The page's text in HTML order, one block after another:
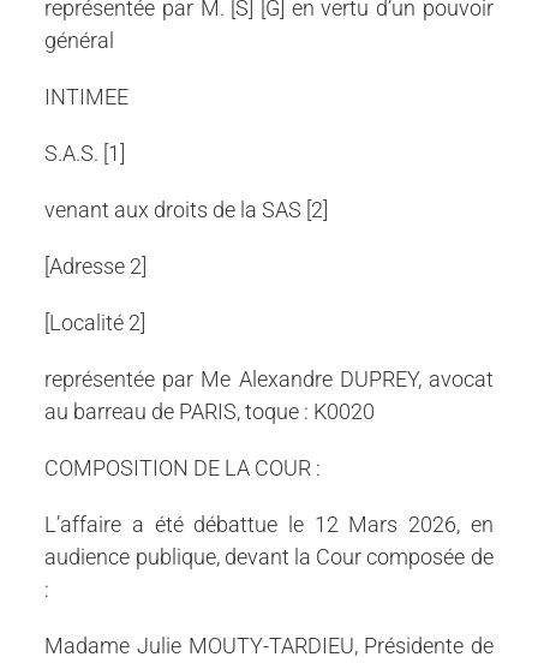
représentée par M. [S] [G] en vertu d’un pouvoir
général
INTIMEE
S.A.S. [1]
venant aux droits de la SAS [2]
[Adresse 2]
[Localité 2]
représentée par Me Alexandre DUPREY, avocat
au barreau de PARIS, toque : K0020
COMPOSITION DE LA COUR :
L’affaire a été débattue le 12 Mars 2026, en
audience publique, devant la Cour composée de
:
Madame Julie MOUTY-TARDIEU, Présidente de